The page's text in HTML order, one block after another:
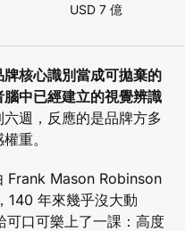
USD 7 億
牌核心識別當成可拋棄的
中已經建立的視覺辨識
週，反應的是品牌方多
重。
Frank Mason Robinson
140 年來幾乎沒大動
口可樂上了一課：高度